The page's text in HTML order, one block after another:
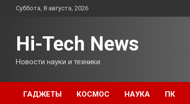
ПерейтиСуббота, 8 августа, 2026
Hi-Tech News
Новости науки и техники.
ГАДЖЕТЫ КОСМОС НАУКА ПК